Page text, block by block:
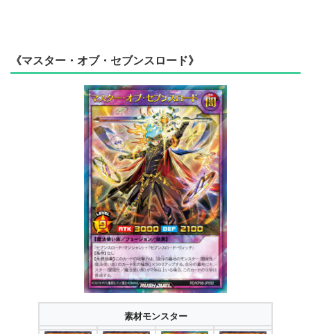
《マスター・オブ・セブンスロード》
素材モンスター